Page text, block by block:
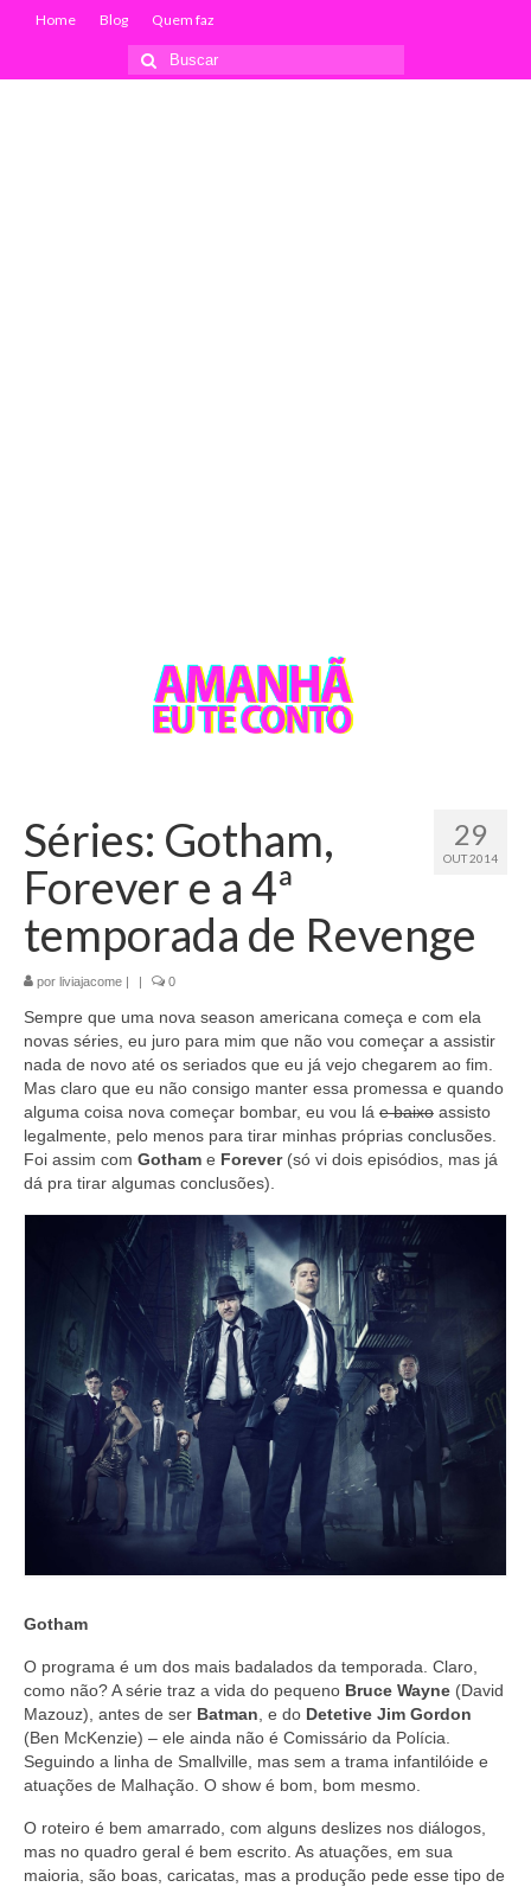
Home Blog Quem faz
Buscar
por:
29
OUT 2014
Séries: Gotham,
Forever e a 4ª
temporada de Revenge
por liviajacome | | 0
Sempre que uma nova season americana começa e com ela
novas séries, eu juro para mim que não vou começar a assistir
nada de novo até os seriados que eu já vejo chegarem ao fim.
Mas claro que eu não consigo manter essa promessa e quando
alguma coisa nova começar bombar, eu vou lá e baixo assisto
legalmente, pelo menos para tirar minhas próprias conclusões.
Foi assim com Gotham e Forever (só vi dois episódios, mas já
dá pra tirar algumas conclusões).
Gotham
O programa é um dos mais badalados da temporada. Claro,
como não? A série traz a vida do pequeno Bruce Wayne (David
Mazouz), antes de ser Batman , e do Detetive Jim Gordon
(Ben McKenzie) – ele ainda não é Comissário da Polícia.
Seguindo a linha de Smallville, mas sem a trama infantilóide e
atuações de Malhação. O show é bom, bom mesmo.
O roteiro é bem amarrado, com alguns deslizes nos diálogos,
mas no quadro geral é bem escrito. As atuações, em sua
maioria, são boas, caricatas, mas a produção pede esse tipo de